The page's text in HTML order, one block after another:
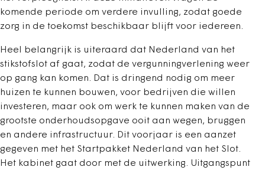
komende periode om verdere invulling, zodat goede
zorg in de toekomst beschikbaar blijft voor iedereen.
Heel belangrijk is uiteraard dat Nederland van het
stikstofslot af gaat, zodat de vergunningverlening weer
op gang kan komen. Dat is dringend nodig om meer
huizen te kunnen bouwen, voor bedrijven die willen
investeren, maar ook om werk te kunnen maken van de
grootste onderhoudsopgave ooit aan wegen, bruggen
en andere infrastructuur. Dit voorjaar is een aanzet
gegeven met het Startpakket Nederland van het Slot.
Het kabinet gaat door met de uitwerking. Uitgangspunt